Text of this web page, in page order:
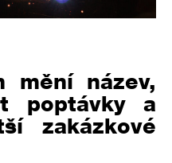
mění název,
poptávky a
zakázkové